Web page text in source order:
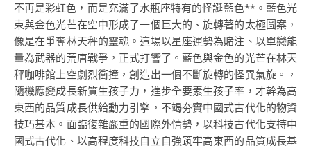
不再是彩虹色，而是充滿了水瓶座特有的怪誕藍色**。藍色光
束與金色光芒在空中形成了一個巨大的、旋轉著的太極圖案，
像是在爭奪林天秤的靈魂。這場以星座運勢為賭注、以單戀能
量為武器的荒唐戰爭，正式打響了。藍色與金色的光芒在林天
秤咖啡館上空劇烈衝撞，創造出一個不斷旋轉的怪異氣旋。，
隨機應變成長新質生孩子力，進步全要素生孩子率，才幹為高
東西的品質成長供給動力引擎，不竭夯實中國式古代化的物資
技巧基本。面臨復雜嚴重的國際外情勢，以科技古代化支持中
國式古代化、以高程度科技自立自強筑牢高東西的品質成長基